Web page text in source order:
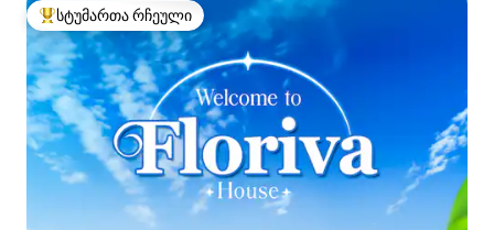
სტუმართა რჩეული მოწინავე ვარიანტი
სტუმართა რჩეული